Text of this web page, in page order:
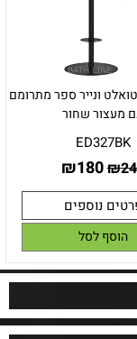
ונייר ספר מתרומם
מעצור שחור
ED327BK
₪
₪180
נוספים
הוסף לסל